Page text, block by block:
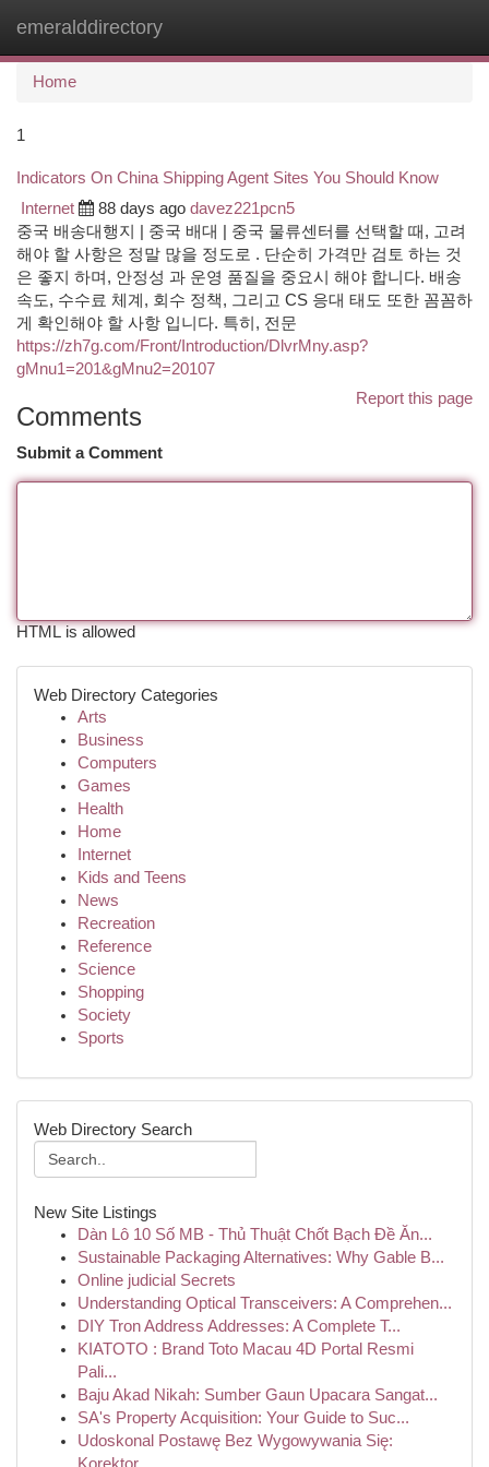
emeralddirectory
Home
1
Indicators On China Shipping Agent Sites You Should Know
Internet 88 days ago davez221pcn5
중국 배송대행지 | 중국 배대 | 중국 물류센터를 선택할 때, 고려
해야 할 사항은 정말 많을 정도로 . 단순히 가격만 검토 하는 것
은 좋지 하며, 안정성 과 운영 품질을 중요시 해야 합니다. 배송
속도, 수수료 체계, 회수 정책, 그리고 CS 응대 태도 또한 꼼꼼하
게 확인해야 할 사항 입니다. 특히, 전문
https://zh7g.com/Front/Introduction/DlvrMny.asp?
gMnu1=201&gMnu2=20107
Report this page
Comments
Submit a Comment
HTML is allowed
Web Directory Categories
Arts
Business
Computers
Games
Health
Home
Internet
Kids and Teens
News
Recreation
Reference
Science
Shopping
Society
Sports
Web Directory Search
New Site Listings
Dàn Lô 10 Số MB - Thủ Thuật Chốt Bạch Đề Ăn...
Sustainable Packaging Alternatives: Why Gable B...
Online judicial Secrets
Understanding Optical Transceivers: A Comprehen...
DIY Tron Address Addresses: A Complete T...
KIATOTO : Brand Toto Macau 4D Portal Resmi
Pali...
Baju Akad Nikah: Sumber Gaun Upacara Sangat...
SA's Property Acquisition: Your Guide to Suc...
Udoskonal Postawę Bez Wygowywania Się: